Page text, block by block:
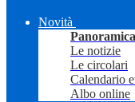
Novità
Panoramica
Le notizie
Le circolari
Calendario
Albo online